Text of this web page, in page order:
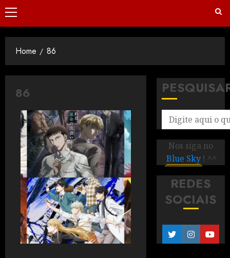
Home 86
86
Nos siga no
Blue Sky ! ^^
REDES
SOCIAIS